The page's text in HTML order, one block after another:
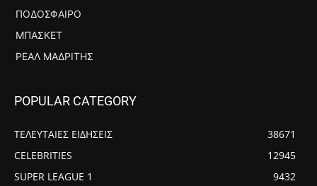
ΠΟΔΌΣΦΑΙΡΟ
ΜΠΆΣΚΕΤ
ΡΕΆΛ ΜΑΔΡΊΤΗΣ
POPULAR CATEGORY
ΤΕΛΕΥΤΑΙΕΣ ΕΙΔΗΣΕΙΣ
38671
CELEBRITIES
12945
SUPER LEAGUE 1
9432